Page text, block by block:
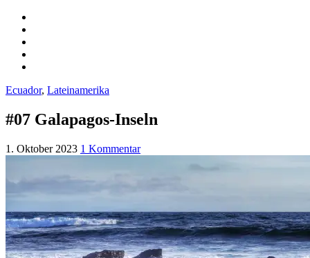
Ecuador, Lateinamerika
#07 Galapagos-Inseln
1. Oktober 2023 1 Kommentar